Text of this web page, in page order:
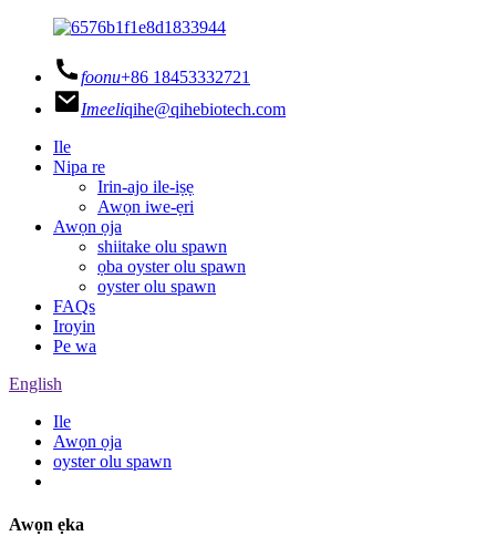
foonu+86 18453332721
Imeeliqihe@qihebiotech.com
Ile
Nipa re
Irin-ajo ile-iṣẹ
Awọn iwe-ẹri
Awọn ọja
shiitake olu spawn
ọba oyster olu spawn
oyster olu spawn
FAQs
Iroyin
Pe wa
English
Ile
Awọn ọja
oyster olu spawn
Awọn ẹka